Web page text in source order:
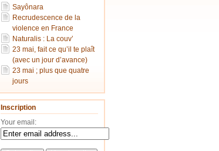
Sayônara
Recrudescence de la
violence en France
Naturalis : La couv’
23 mai, fait ce qu’il te plaît
(avec un jour d’avance)
23 mai ; plus que quatre
jours
Inscription
Your email: